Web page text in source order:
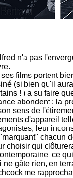
n'a pas
films portent
(si bien qu'il
! ) a su faire
abondent : la
sens de
d'appareil
leur
chacun
choisir qui
ce
ne gâte rien, en
me